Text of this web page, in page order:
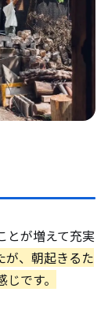
とが増えて充実
が、朝起きるた
です。